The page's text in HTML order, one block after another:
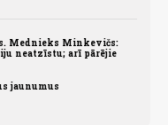
Mednieks Minkevičs:
neatzīstu; arī pārējie
jaunumus